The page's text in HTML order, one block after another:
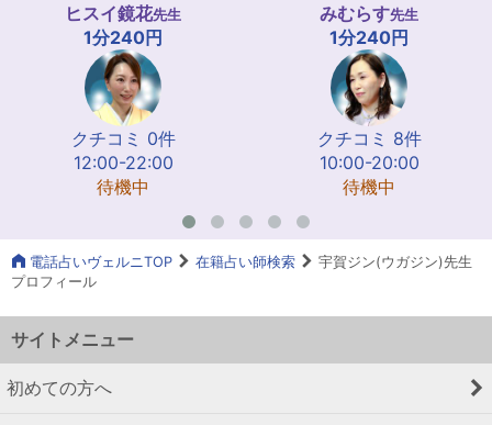
ヒスイ鏡花先生
1分240円
クチコミ 0件
12:00-22:00
待機中
みむらす先生
1分240円
クチコミ 8件
10:00-20:00
待機中
電話占いヴェルニTOP 在籍占い師検索
宇賀ジン(ウガジン)先生
プロフィール
サイトメニュー
初めての方へ